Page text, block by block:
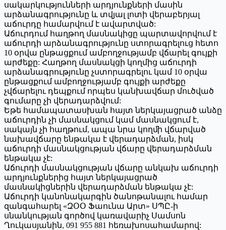
սակարկությունների արդյունքների մասին
արձանագրությունը և տվյալ լոտի վերաբերյալ
աճուրդը համարվում է ավարտված:
Աճուրդում հաղթող մասնակիցը պարտավորվում է
աճուրդի արձանագրությունը ստորագրելուց հետո
10 օրվա ընթացքում ամբողջությամբ վճարել գույքի
արժեքը: Հաղթող մասնակցի կողմից աճուրդի
արձանագրությունը չստորագրելու կամ 10 օրվա
ընթացքում ամբողջությամբ գույքի արժեքը
չվճարելու դեպքում որպես կանխավճար մուծված
գումարը չի վերադարձվում:
Եթե համապատասխան հայտ ներկայացրած անձը
աճուրդին չի մասնակցում կամ մասնակցում է,
սակայն չի հաղթում, ապա նրա կողﬕ վճարված
նախավճարը ենթակա է վերադարձման, իսկ
աճուրդի մասնակցության վճարը վերադարձման
ենթակա չէ:
Աճուրդի մասնակցության վճարը անկախ աճուրդի
արդյունքներից հայտ ներկայացրած
մասնակիցներին վերադարձման ենթակա չէ:
Աճուրդի կանոնակարգին ծանոթանալու համար
զանգահարել «ԶՕՕ Ֆաունա Արտ» ՍՊԸ-ի
սնանկության գործով կառավարիչ Սամսոն
Ղուկասյանին, 091 955 881 հեռախոսահամարով: